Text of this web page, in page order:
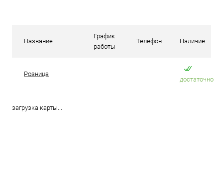
Название
График
работы
Телефон Наличие
Розница
достаточно
загрузка карты...